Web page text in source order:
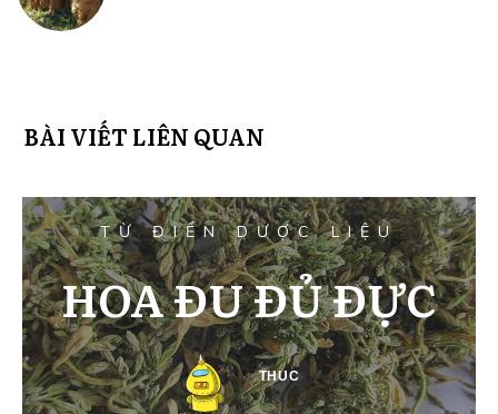
BÀI VIẾT LIÊN QUAN
TỪ ĐIỂN DƯỢC LIỆU
HOA ĐU ĐỦ ĐỰC
THUC